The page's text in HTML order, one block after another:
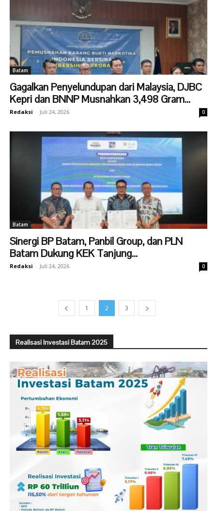
Batam
Gagalkan Penyelundupan dari Malaysia, DJBC
Kepri dan BNNP Musnahkan 3,498 Gram...
Redaksi - Juli 24, 2026 0
Batam
Sinergi BP Batam, Panbil Group, dan PLN
Batam Dukung KEK Tanjung...
Redaksi - Juli 24, 2026 0
1 2 3
Realisasi Investasi Batam 2025